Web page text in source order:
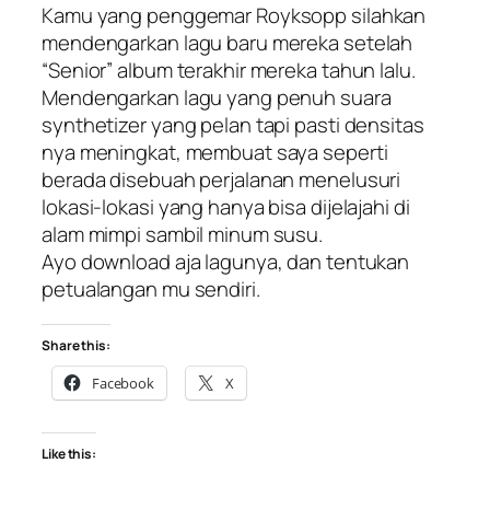
Kamu yang penggemar Royksopp silahkan
mendengarkan lagu baru mereka setelah
“Senior” album terakhir mereka tahun lalu.
Mendengarkan lagu yang penuh suara
synthetizer yang pelan tapi pasti densitas
nya meningkat, membuat saya seperti
berada disebuah perjalanan menelusuri
lokasi-lokasi yang hanya bisa dijelajahi di
alam mimpi sambil minum susu.
Ayo download aja lagunya, dan tentukan
petualangan mu sendiri.
Share this:
Facebook X
Like this: